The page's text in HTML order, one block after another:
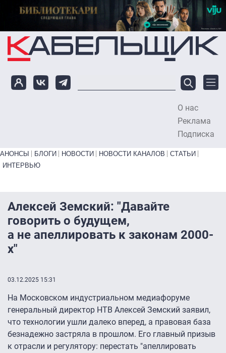
Перейти к основному содержанию
О нас
Реклама
Подписка
Primary links bottom
АНОНСЫ БЛОГИ НОВОСТИ НОВОСТИ КАНАЛОВ
СТАТЬИ
ИНТЕРВЬЮ
Алексей Земский: "Давайте
говорить о будущем,
а не апеллировать к законам 2000-
х"
03.12.2025 15:31
На Московском индустриальном медиафоруме
генеральный директор НТВ Алексей Земский заявил,
что технологии ушли далеко вперед, а правовая база
безнадежно застряла в прошлом. Его главный призыв
к отрасли и регулятору: перестать "апеллировать